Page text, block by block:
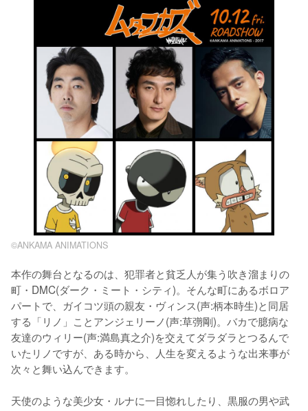
©ANKAMA ANIMATIONS
本作の舞台となるのは、犯罪者と貧乏人が集う吹き溜まりの
町・DMC(ダーク・ミート・シティ)。そんな町にあるボロア
パートで、ガイコツ頭の親友・ヴィンス(声:柄本時生)と同居
する「リノ」ことアンジェリーノ(声:草彅剛)。バカで臆病な
友達のウィリー(声:満島真之介)を交えてダラダラとつるんで
いたリノですが、ある時から、人生を変えるような出来事が
次々と舞い込んできます。
天使のような美少女・ルナに一目惚れしたり、黒服の男や武